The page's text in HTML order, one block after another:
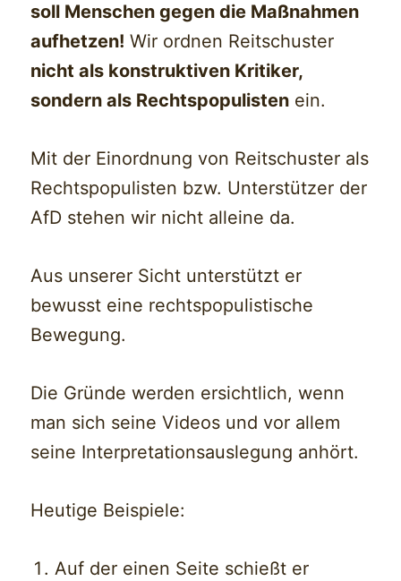
soll Menschen gegen die Maßnahmen
aufhetzen! Wir ordnen Reitschuster
nicht als konstruktiven Kritiker,
sondern als Rechtspopulisten ein.
Mit der Einordnung von Reitschuster als
Rechtspopulisten bzw. Unterstützer der
AfD stehen wir nicht alleine da.
Aus unserer Sicht unterstützt er
bewusst eine rechtspopulistische
Bewegung.
Die Gründe werden ersichtlich, wenn
man sich seine Videos und vor allem
seine Interpretationsauslegung anhört.
Heutige Beispiele:
Auf der einen Seite schießt er